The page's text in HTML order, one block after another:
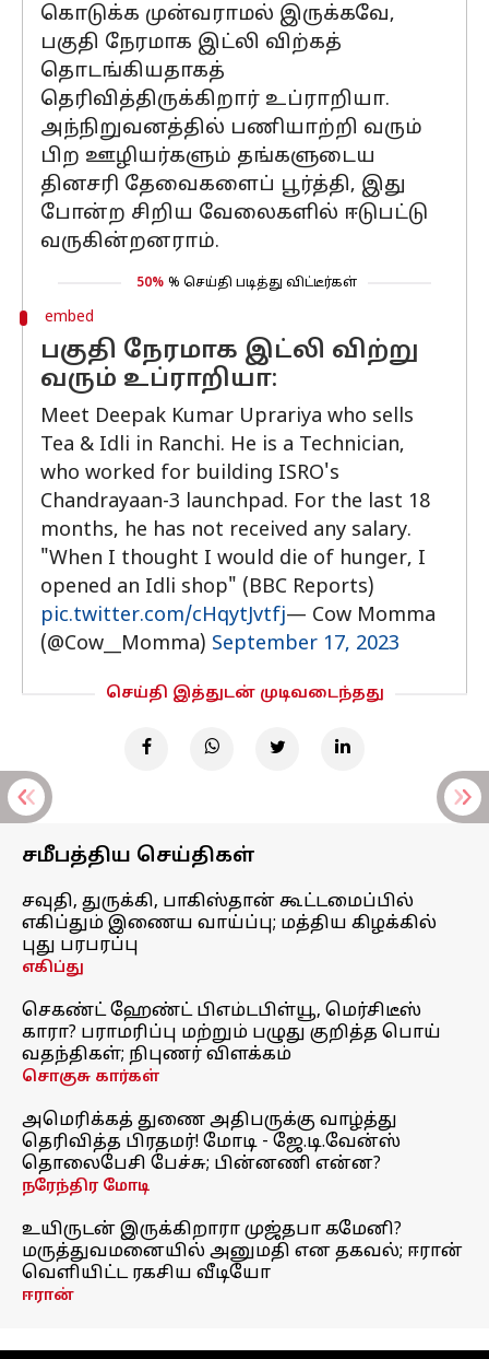
கொடுக்க முன்வராமல் இருக்கவே,
பகுதி நேரமாக இட்லி விற்கத்
தொடங்கியதாகத்
தெரிவித்திருக்கிறார் உப்ராறியா.
அந்நிறுவனத்தில் பணியாற்றி வரும்
பிற ஊழியர்களும் தங்களுடைய
தினசரி தேவைகளைப் பூர்த்தி, இது
போன்ற சிறிய வேலைகளில் ஈடுபட்டு
வருகின்றனராம்.
50% % செய்தி படித்து விட்டீர்கள்
embed
பகுதி நேரமாக இட்லி விற்று
வரும் உப்ராறியா:
Meet Deepak Kumar Uprariya who sells
Tea & Idli in Ranchi. He is a Technician,
who worked for building ISRO's
Chandrayaan-3 launchpad. For the last 18
months, he has not received any salary.
"When I thought I would die of hunger, I
opened an Idli shop" (BBC Reports)
pic.twitter.com/cHqytJvtfj— Cow Momma
(@Cow__Momma) September 17, 2023
செய்தி இத்துடன் முடிவடைந்தது
சமீபத்திய செய்திகள்
சவுதி, துருக்கி, பாகிஸ்தான் கூட்டமைப்பில்
எகிப்தும் இணைய வாய்ப்பு; மத்திய கிழக்கில்
புது பரபரப்பு
எகிப்து
செகண்ட் ஹேண்ட் பிஎம்டபிள்யூ, மெர்சிடீஸ்
காரா? பராமரிப்பு மற்றும் பழுது குறித்த பொய்
வதந்திகள்; நிபுணர் விளக்கம்
சொகுசு கார்கள்
அமெரிக்கத் துணை அதிபருக்கு வாழ்த்து
தெரிவித்த பிரதமர்! மோடி - ஜே.டி.வேன்ஸ்
தொலைபேசி பேச்சு; பின்னணி என்ன?
நரேந்திர மோடி
உயிருடன் இருக்கிறாரா முஜ்தபா கமேனி?
மருத்துவமனையில் அனுமதி என தகவல்; ஈரான்
வெளியிட்ட ரகசிய வீடியோ
ஈரான்